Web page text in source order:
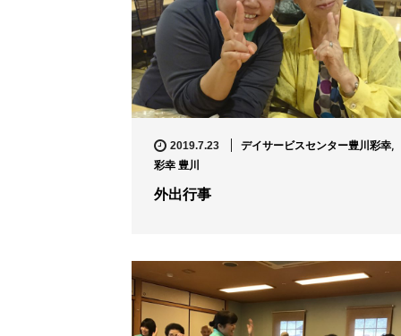
2019.7.23 デイサービスセンター豊川彩幸,
彩幸 豊川
外出行事